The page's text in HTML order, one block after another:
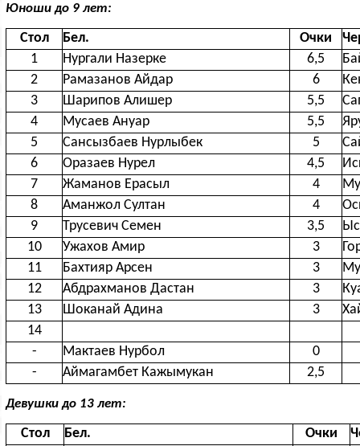
Юноши до 9 лет:
Стол Бел. Очки
1
Нургали Назерке 6,5
2
Рамазанов Айдар 6
3
Шарипов Алишер 5,5
4
Мусаев Ануар 5,5
5
Сансызбаев Нурлыбек 5
6
Оразаев Нурел 4,5
7
Жаманов Ерасыл 4
8
Аманжол Султан 4
9
Трусевич Семен 3,5
10
Ужахов Амир 3
11
Бахтияр Арсен 3
12
Абдрахманов Дастан 3
13
Шоканай Адина 3
14
-
Мактаев Нурбол
0
-
Аймагамбет Кажымукан 2,5
Девушки до 13 лет:
Стол Бел. Очки